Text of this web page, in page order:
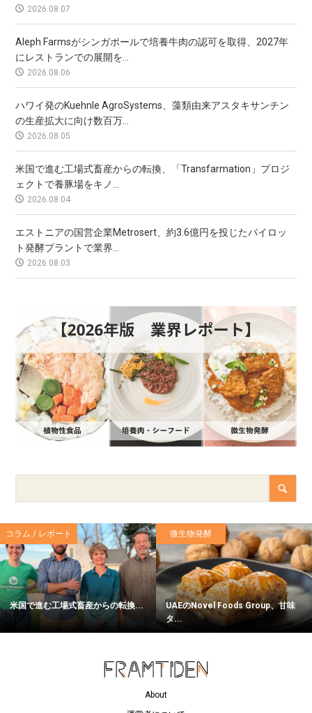
2026.08.07
Aleph Farmsがシンガポールで培養牛肉の認可を取得、2027年
にレストランでの展開を...
2026.08.06
ハワイ発のKuehnle AgroSystems、藻類由来アスタキサンチン
の生産拡大に向け数百万...
2026.08.05
米国で進む工場式畜産からの転換、「Transfarmation」プロジ
ェクトで養豚場をキノ...
2026.08.04
エストニアの国営企業Metrosert、約3.6億円を投じたパイロッ
ト発酵プラントで業界...
2026.08.03
コラム / レポート
米国で進む工場式畜産からの転換...
微生物発酵
UAEのNovel Foods Group、甘味
タ...
About